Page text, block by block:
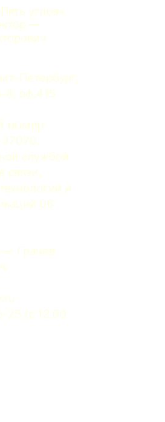
углов».
—
Петербург,
6, оф.415
номер
службой
связи,
и
06
— Грачев
25 (c 12.00